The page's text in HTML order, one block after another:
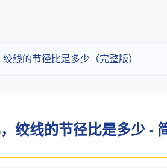
线的节径比是多少（完整版）
绞线的节径比是多少 -